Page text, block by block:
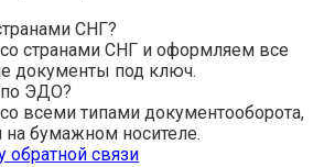
СНГ?
странами СНГ и оформляем все
документы под ключ.
по ЭДО?
всеми типами документооборота,
на бумажном носителе.
обратной связи